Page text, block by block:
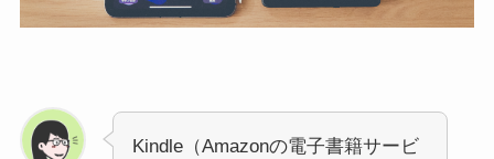
Kindle（Amazonの電子書籍サービ